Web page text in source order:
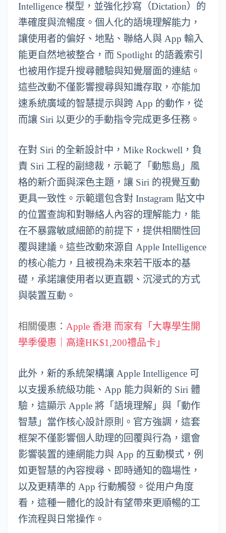
Intelligence 模型，並強化抄寫（Dictation）的
準確度與流暢度。個人化的語境理解能力，
讓使用者的偏好、地點、聯絡人與 App 輸入
能更自然地被整合，而 Spotlight 的語義索引
也被用作提升搜尋體驗與知覺層面的連結。
這些改動不僅影響搜尋與知識存取，亦能加
速系統廣域的智慧提示與跨 App 的動作，從
而讓 Siri 以更少的手動指令完成更多任務。
在對 Siri 的全新設計中，Mike Rockwell，負
責 Siri 工程的副總裁，示範了「動態島」風
格的新介面與深色主題，讓 Siri 的視覺互動
更具一致性。示範還包含對 Instagram 貼文中
的位置查詢和對聯絡人內容的理解能力，能
在不暴露敏感細節的前提下，提供相關性回
覆與建議。這些改動來源自 Apple Intelligence
的核心能力，且被視為未來若干版本的基
礎，承諾讓使用者以更直觀、沉浸式的方式
與裝置互動。
相關優惠： Apple 香港 而家有「大專學生開
學季優惠｜高達HK$1,200禮品卡」
此外，新的系統架構讓 Apple Intelligence 可
以支援系統級功能、App 能力與新的 Siri 體
驗，這顯示 Apple 將「語境理解」與「動作
智慧」當作核心設計原則。官方強調，這套
框架不僅影響個人助理的回覆與行為，還會
影響裝置的連網能力與 App 的互動模式，例
如更智慧的內容搜尋、即時通知的臨場性，
以及更精準的 App 行動觸發。從用户角度
看，這種一體化的設計有望帶來更順暢的工
作流程與日常操作。